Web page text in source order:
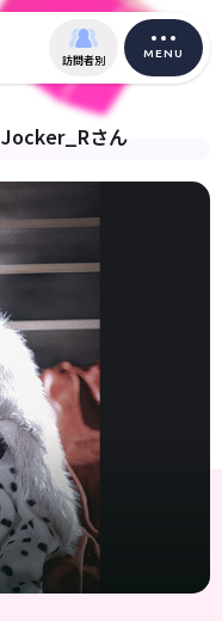
訪問者別 MENU
Jocker_Rさん